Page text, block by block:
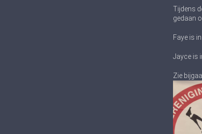
Tijdens
gedaan
Faye is
Jayce is
Zie